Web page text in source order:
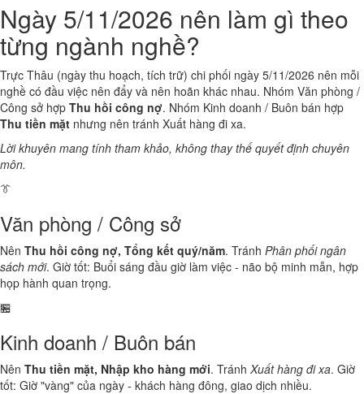
Ngày 5/11/2026 nên làm gì theo
từng ngành nghề?
Trực Thâu (ngày thu hoạch, tích trữ) chi phối ngày 5/11/2026 nên mỗi
nghề có đầu việc nên đẩy và nên hoãn khác nhau. Nhóm Văn phòng /
Công sở hợp Thu hồi công nợ. Nhóm Kinh doanh / Buôn bán hợp
Thu tiền mặt nhưng nên tránh Xuất hàng đi xa.
Lời khuyên mang tính tham khảo, không thay thế quyết định chuyên
môn.
👔
Văn phòng / Công sở
Nên Thu hồi công nợ, Tổng kết quý/năm. Tránh Phân phối ngân
sách mới. Giờ tốt: Buổi sáng đầu giờ làm việc - não bộ minh mẫn, hợp
họp hành quan trọng.
🏪
Kinh doanh / Buôn bán
Nên Thu tiền mặt, Nhập kho hàng mới. Tránh Xuất hàng đi xa. Giờ
tốt: Giờ "vàng" của ngày - khách hàng đông, giao dịch nhiều.